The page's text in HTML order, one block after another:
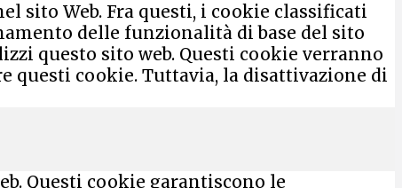
sito Web. Fra questi, i cookie classificati
delle funzionalità di base del sito
questo sito web. Questi cookie verranno
questi cookie. Tuttavia, la disattivazione di
Questi cookie garantiscono le